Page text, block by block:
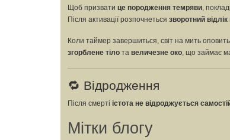
Щоб призвати це породження темряви,
Після активації розпочнеться зворотний
Коли таймер завершиться, світ на мить
згорблене тіло та величезне око, що займає
🔁 Відродження
Після смерті істота не відроджується
Мітки блогу